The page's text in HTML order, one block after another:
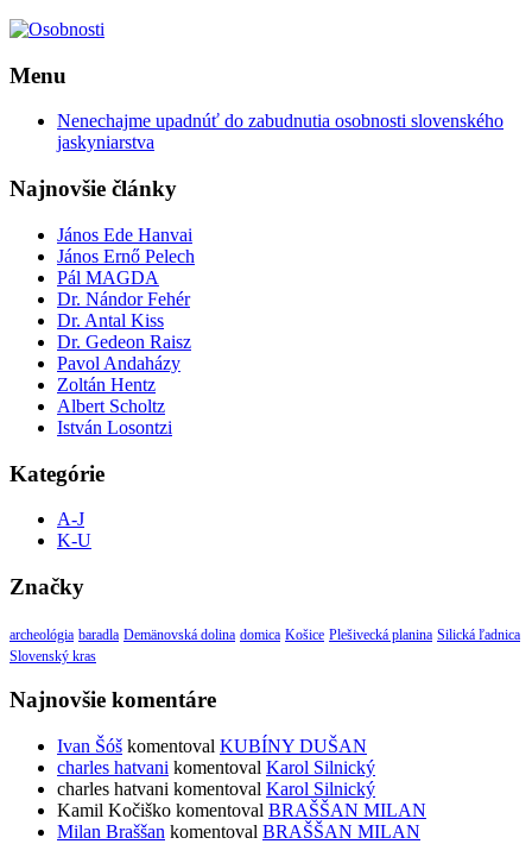
Menu
Nenechajme upadnúť do zabudnutia osobnosti slovenského
jaskyniarstva
Najnovšie články
János Ede Hanvai
János Ernő Pelech
Pál MAGDA
Dr. Nándor Fehér
Dr. Antal Kiss
Dr. Gedeon Raisz
Pavol Andaházy
Zoltán Hentz
Albert Scholtz
István Losontzi
Kategórie
A-J
K-U
Značky
archeológia baradla Demänovská dolina domica Košice Plešivecká planina Silická ľadnica
Slovenský kras
Najnovšie komentáre
Ivan Šóš komentoval KUBÍNY DUŠAN
charles hatvani komentoval Karol Silnický
charles hatvani komentoval Karol Silnický
Kamil Kočiško komentoval BRAŠŠAN MILAN
Milan Braššan komentoval BRAŠŠAN MILAN